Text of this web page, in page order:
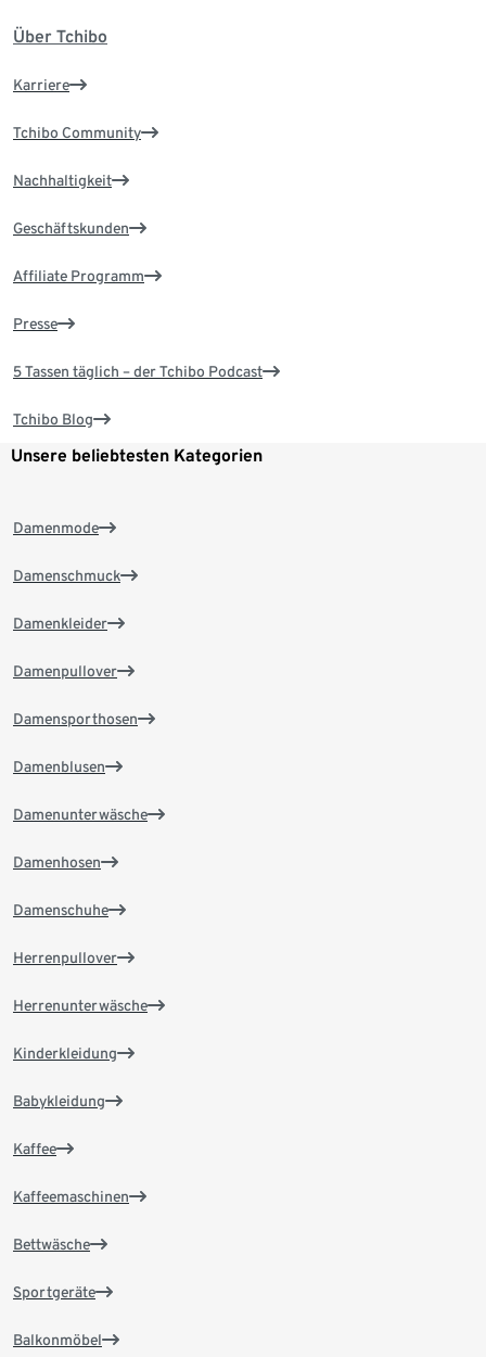
Über Tchibo
Karriere
Tchibo Community
Nachhaltigkeit
Geschäftskunden
Affiliate Programm
Presse
5 Tassen täglich – der Tchibo Podcast
Tchibo Blog
Unsere beliebtesten Kategorien
Damenmode
Damenschmuck
Damenkleider
Damenpullover
Damensporthosen
Damenblusen
Damenunterwäsche
Damenhosen
Damenschuhe
Herrenpullover
Herrenunterwäsche
Kinderkleidung
Babykleidung
Kaffee
Kaffeemaschinen
Bettwäsche
Sportgeräte
Balkonmöbel